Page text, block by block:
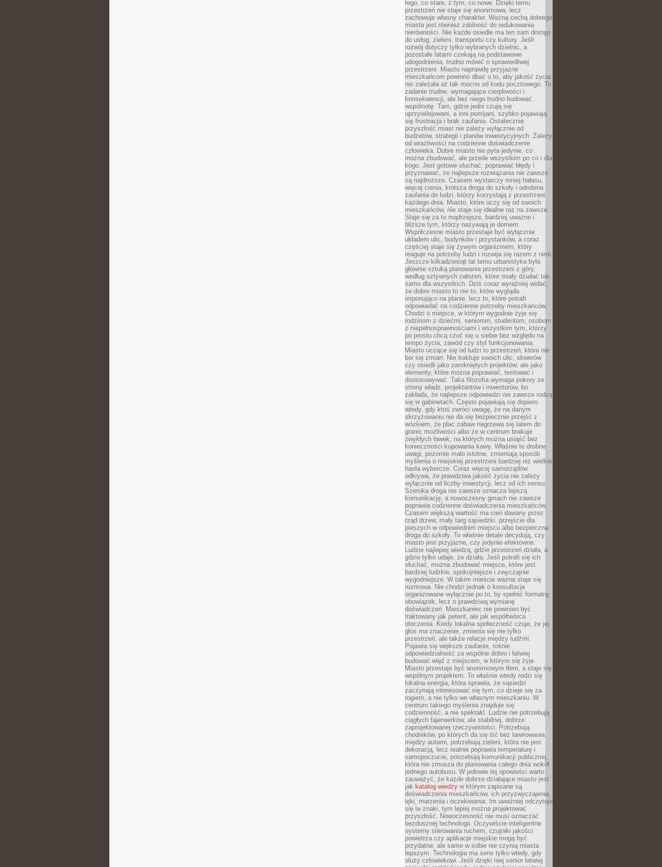
tego, co stare, z tym, co nowe. Dzięki temu
przestrzeń nie staje się anonimowa, lecz
zachowuje własny charakter. Ważną cechą dobrego
miasta jest również zdolność do redukowania
nierówności. Nie każde osiedle ma ten sam dostęp
do usług, zieleni, transportu czy kultury. Jeśli
rozwój dotyczy tylko wybranych dzielnic, a
pozostałe latami czekają na podstawowe
udogodnienia, trudno mówić o sprawiedliwej
przestrzeni. Miasto naprawdę przyjazne
mieszkańcom powinno dbać o to, aby jakość życia
nie zależała aż tak mocno od kodu pocztowego. To
zadanie trudne, wymagające cierpliwości i
konsekwencji, ale bez niego trudno budować
wspólnotę. Tam, gdzie jedni czują się
uprzywilejowani, a inni pomijani, szybko pojawiają
się frustracja i brak zaufania. Ostatecznie
przyszłość miast nie zależy wyłącznie od
budżetów, strategii i planów inwestycyjnych. Zależy
od wrażliwości na codzienne doświadczenie
człowieka. Dobre miasto nie pyta jedynie, co
można zbudować, ale przede wszystkim po co i dla
kogo. Jest gotowe słuchać, poprawiać błędy i
przyznawać, że najlepsze rozwiązania nie zawsze
są najdroższe. Czasem wystarczy mniej hałasu,
więcej cienia, krótsza droga do szkoły i odrobina
zaufania do ludzi, którzy korzystają z przestrzeni
każdego dnia. Miasto, które uczy się od swoich
mieszkańców, nie staje się idealne raz na zawsze.
Staje się za to mądrzejsze, bardziej uważne i
bliższe tym, którzy nazywają je domem.
Współczesne miasto przestaje być wyłącznie
układem ulic, budynków i przystanków, a coraz
częściej staje się żywym organizmem, który
reaguje na potrzeby ludzi i rozwija się razem z nimi.
Jeszcze kilkadziesiąt lat temu urbanistyka była
głównie sztuką planowania przestrzeni z góry,
według sztywnych założeń, które miały działać tak
samo dla wszystkich. Dziś coraz wyraźniej widać,
że dobre miasto to nie to, które wygląda
imponująco na planie, lecz to, które potrafi
odpowiadać na codzienne potrzeby mieszkańców.
Chodzi o miejsce, w którym wygodnie żyje się
rodzinom z dziećmi, seniorom, studentom, osobom
z niepełnosprawnościami i wszystkim tym, którzy
po prostu chcą czuć się u siebie bez względu na
tempo życia, zawód czy styl funkcjonowania.
Miasto uczące się od ludzi to przestrzeń, która nie
boi się zmian. Nie traktuje swoich ulic, skwerów
czy osiedli jako zamkniętych projektów, ale jako
elementy, które można poprawiać, testować i
dostosowywać. Taka filozofia wymaga pokory ze
strony władz, projektantów i inwestorów, bo
zakłada, że najlepsze odpowiedzi nie zawsze rodzą
się w gabinetach. Często pojawiają się dopiero
wtedy, gdy ktoś zwróci uwagę, że na danym
skrzyżowaniu nie da się bezpiecznie przejść z
wózkiem, że plac zabaw nagrzewa się latem do
granic możliwości albo że w centrum brakuje
zwykłych ławek, na których można usiąść bez
konieczności kupowania kawy. Właśnie te drobne
uwagi, pozornie mało istotne, zmieniają sposób
myślenia o miejskiej przestrzeni bardziej niż wielkie
hasła wyborcze. Coraz więcej samorządów
odkrywa, że prawdziwa jakość życia nie zależy
wyłącznie od liczby inwestycji, lecz od ich sensu.
Szeroka droga nie zawsze oznacza lepszą
komunikację, a nowoczesny gmach nie zawsze
poprawia codzienne doświadczenia mieszkańców.
Czasem większą wartość ma cień dawany przez
rząd drzew, mały targ sąsiedzki, przejście dla
pieszych w odpowiednim miejscu albo bezpieczna
droga do szkoły. To właśnie detale decydują, czy
miasto jest przyjazne, czy jedynie efektowne.
Ludzie najlepiej wiedzą, gdzie przestrzeń działa, a
gdzie tylko udaje, że działa. Jeśli potrafi się ich
słuchać, można zbudować miejsce, które jest
bardziej ludzkie, spokojniejsze i zwyczajnie
wygodniejsze. W takim mieście ważna staje się
rozmowa. Nie chodzi jednak o konsultacje
organizowane wyłącznie po to, by spełnić formalny
obowiązek, lecz o prawdziwą wymianę
doświadczeń. Mieszkaniec nie powinien być
traktowany jak petent, ale jak współtwórca
otoczenia. Kiedy lokalna społeczność czuje, że jej
głos ma znaczenie, zmienia się nie tylko
przestrzeń, ale także relacje między ludźmi.
Pojawia się większe zaufanie, rośnie
odpowiedzialność za wspólne dobro i łatwiej
budować więź z miejscem, w którym się żyje.
Miasto przestaje być anonimowym tłem, a staje się
wspólnym projektem. To właśnie wtedy rodzi się
lokalna energia, która sprawia, że sąsiedzi
zaczynają interesować się tym, co dzieje się za
rogiem, a nie tylko we własnym mieszkaniu. W
centrum takiego myślenia znajduje się
codzienność, a nie spektakl. Ludzie nie potrzebują
ciągłych fajerwerków, ale stabilnej, dobrze
zaprojektowanej rzeczywistości. Potrzebują
chodników, po których da się iść bez lawirowania
między autami, potrzebują zieleni, która nie jest
dekoracją, lecz realnie poprawia temperaturę i
samopoczucie, potrzebują komunikacji publicznej,
która nie zmusza do planowania całego dnia wokół
jednego autobusu. W połowie tej opowieści warto
zauważyć, że każde dobrze działające miasto jest
jak katalog wiedzy w którym zapisane są
doświadczenia mieszkańców, ich przyzwyczajenia,
lęki, marzenia i oczekiwania. Im uważniej odczytuje
się te znaki, tym lepiej można projektować
przyszłość. Nowoczesność nie musi oznaczać
bezdusznej technologii. Oczywiście inteligentne
systemy sterowania ruchem, czujniki jakości
powietrza czy aplikacje miejskie mogą być
przydatne, ale same w sobie nie czynią miasta
lepszym. Technologia ma sens tylko wtedy, gdy
służy człowiekowi. Jeśli dzięki niej senior łatwiej